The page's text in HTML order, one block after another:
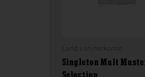
Singleton Malt
Selection